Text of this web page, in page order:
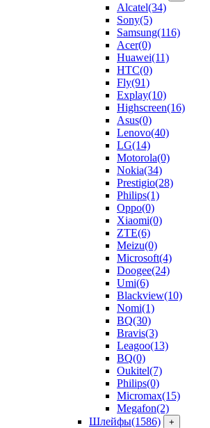
Alcatel(34)
Sony(5)
Samsung(116)
Acer(0)
Huawei(11)
HTC(0)
Fly(91)
Explay(10)
Highscreen(16)
Asus(0)
Lenovo(40)
LG(14)
Motorola(0)
Nokia(34)
Prestigio(28)
Philips(1)
Oppo(0)
Xiaomi(0)
ZTE(6)
Meizu(0)
Microsoft(4)
Doogee(24)
Umi(6)
Blackview(10)
Nomi(1)
BQ(30)
Bravis(3)
Leagoo(13)
BQ(0)
Oukitel(7)
Philips(0)
Micromax(15)
Megafon(2)
Шлейфы(1586) +